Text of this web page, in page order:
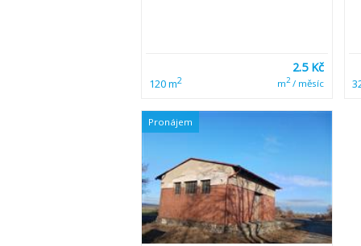
120 m2
2.5 Kč
m2/ měsíc
Pronájem